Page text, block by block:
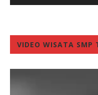
VIDEO WISATA SMP